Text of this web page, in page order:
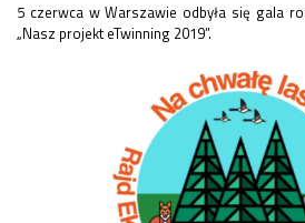
5 czerwca w Warszawie odbyła się gala
„Nasz projekt eTwinning 2019”.